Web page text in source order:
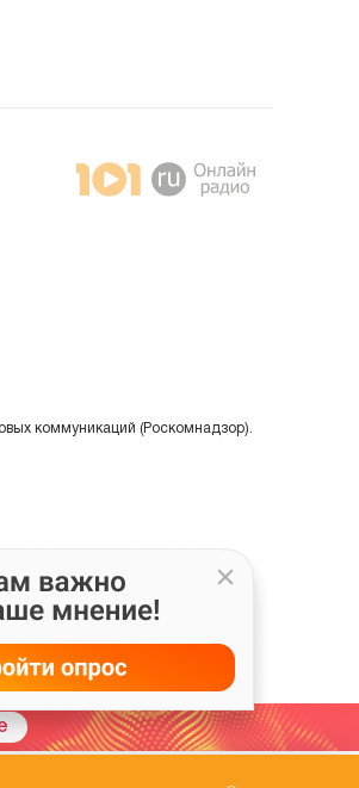
коммуникаций (Роскомнадзор).
и анализа сведений,